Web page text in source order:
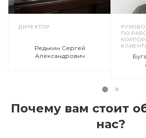
ДИРЕКТОР
Редькин Сергей
Александрович
ПО
Почему вам стоит
нас?